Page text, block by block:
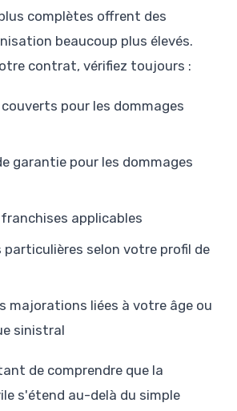
complètes offrent des
beaucoup plus élevés.
contrat, vérifiez toujours :
pour les dommages
garantie pour les dommages
applicables
particulières selon votre profil de
majorations liées à votre âge ou
sinistral
de comprendre que la
s'étend au-delà du simple